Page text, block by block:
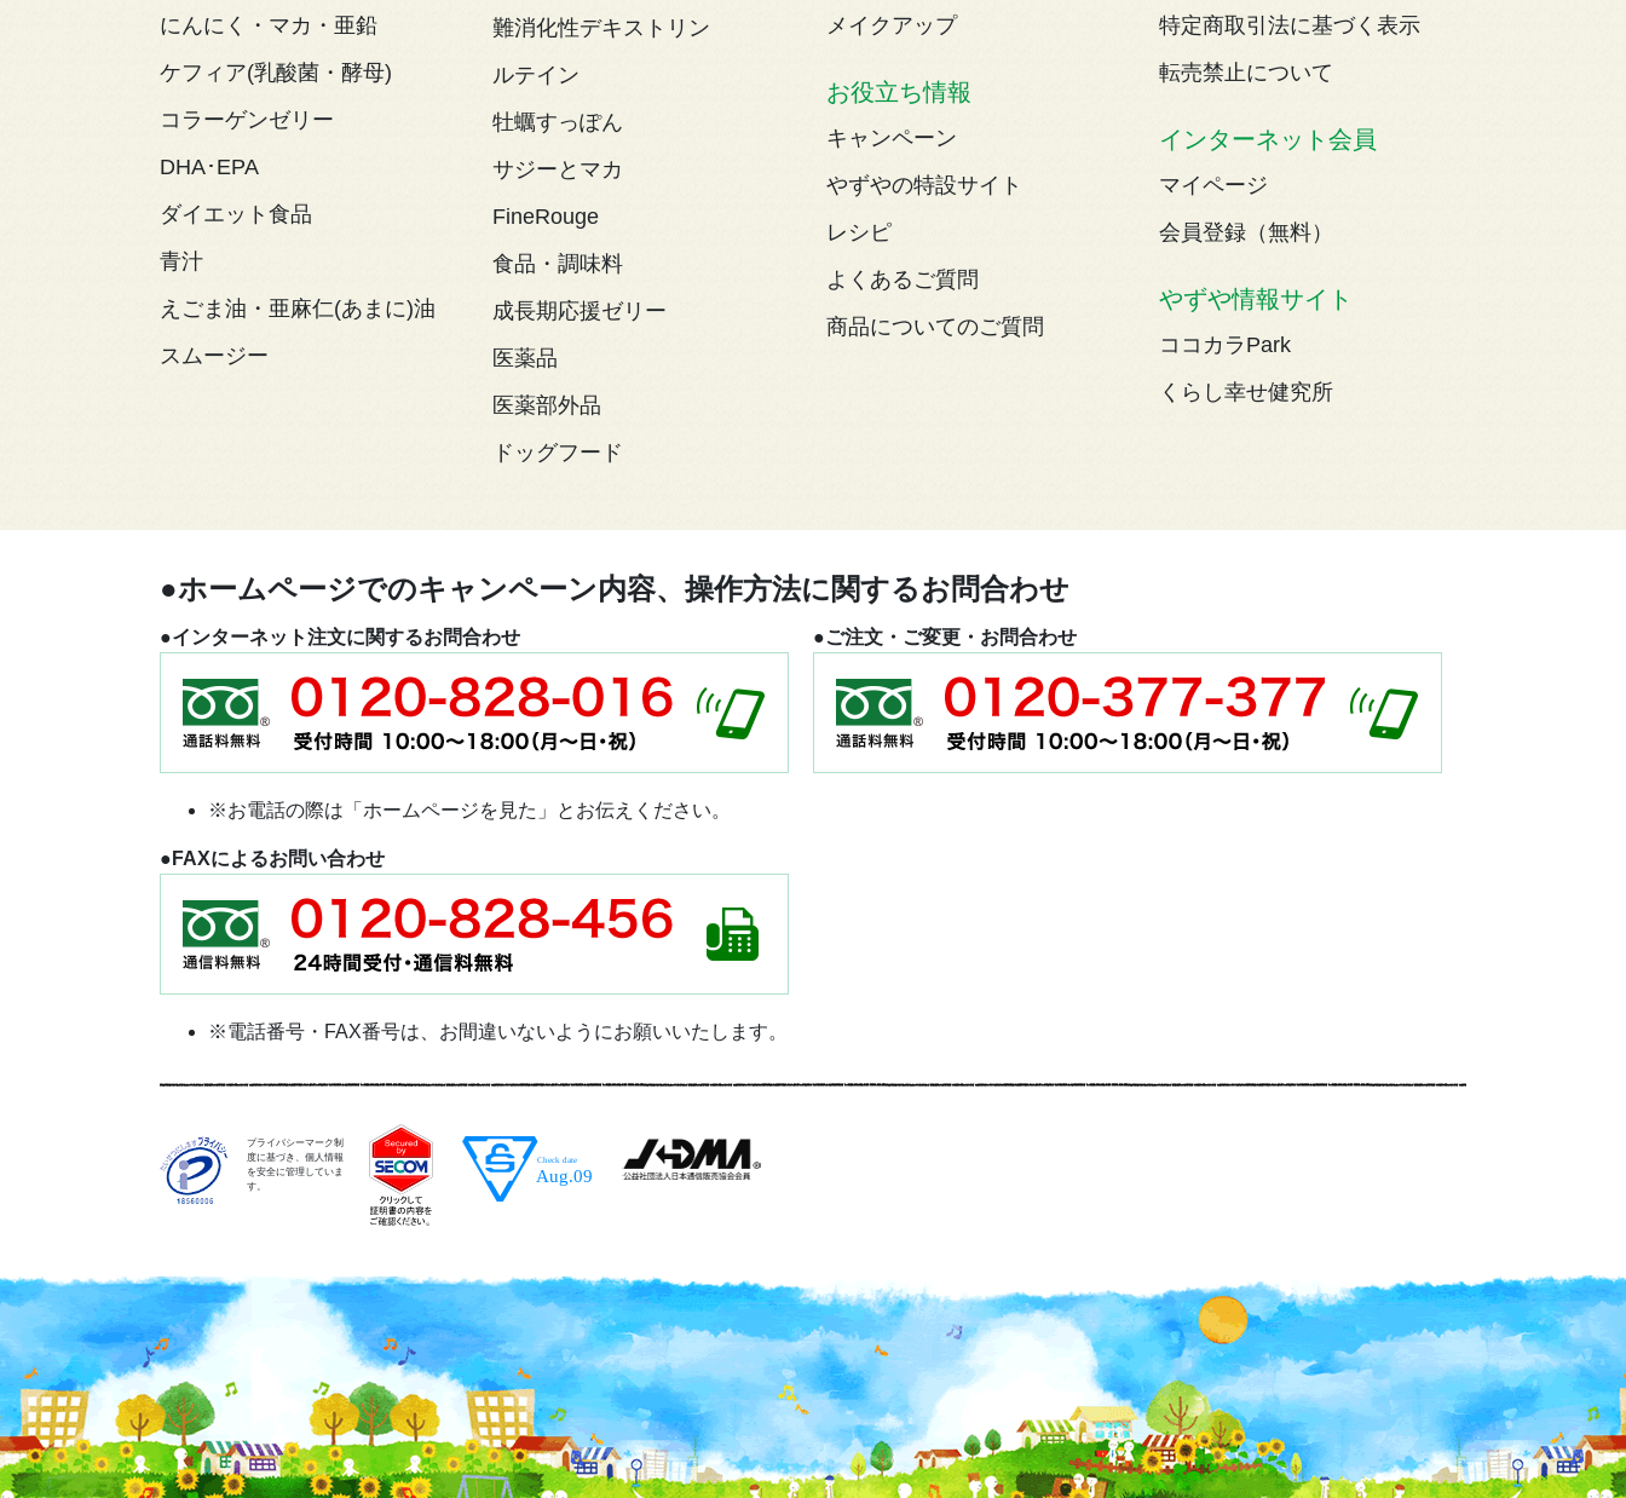
にんにく・マカ・亜鉛
ケフィア(乳酸菌・酵母)
コラーゲンゼリー
DHA･EPA
ダイエット食品
青汁
えごま油・亜麻仁(あまに)油
スムージー
難消化性デキストリン
ルテイン
牡蠣すっぽん
サジーとマカ
FineRouge
食品・調味料
成長期応援ゼリー
医薬品
医薬部外品
ドッグフード
メイクアップ
お役立ち情報
キャンペーン
やずやの特設サイト
レシピ
よくあるご質問
商品についてのご質問
特定商取引法に基づく表示
転売禁止について
インターネット会員
マイページ
会員登録（無料）
やずや情報サイト
ココカラPark
くらし幸せ健究所
●ホームページでのキャンペーン内容、操作方法に関するお問合わせ
●インターネット注文に関するお問合わせ ●ご注文・ご変更・お問合わせ
※お電話の際は「ホームページを見た」とお伝えください。
●FAXによるお問い合わせ
※電話番号・FAX番号は、お間違いないようにお願いいたします。
プライバシーマーク制
度に基づき、個人情報
を安全に管理していま
す。